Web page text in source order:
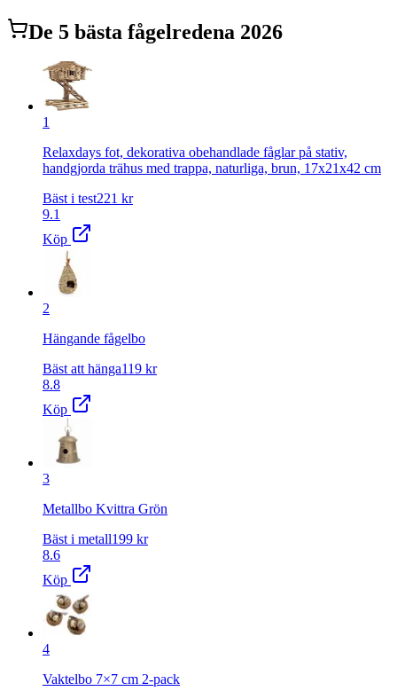
De 5 bästa fågelredena 2026
1
Relaxdays fot, dekorativa obehandlade fåglar på stativ,
handgjorda trähus med trappa, naturliga, brun, 17x21x42 cm
Bäst i test221 kr
9.1
Köp
2
Hängande fågelbo
Bäst att hänga119 kr
8.8
Köp
3
Metallbo Kvittra Grön
Bäst i metall199 kr
8.6
Köp
4
Vaktelbo 7×7 cm 2-pack